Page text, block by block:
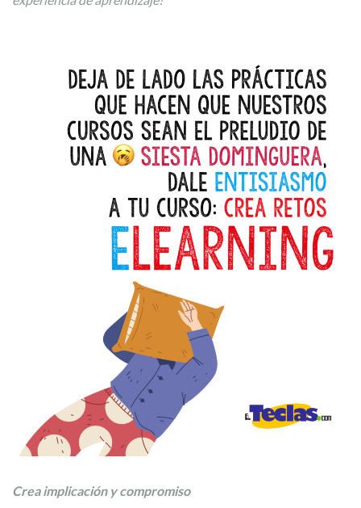
Crea implicación y compromiso